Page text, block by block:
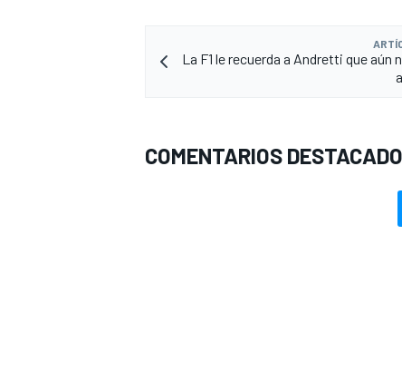
La F1 le recuerda a Andretti que aún
COMENTARIOS